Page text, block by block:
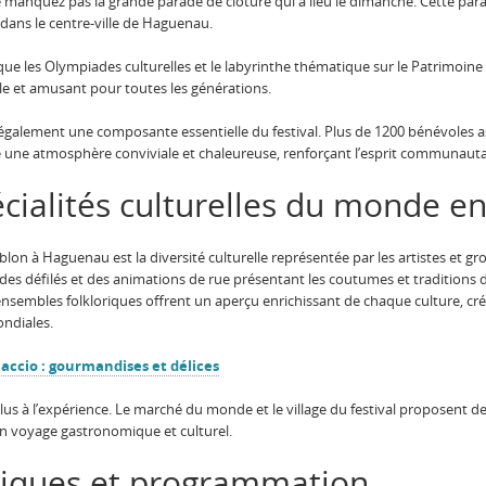
le centre-ville de Haguenau.
les Olympiades culturelles et le labyrinthe thématique sur le Patrimoine
et amusant pour toutes les générations.
une composante essentielle du festival. Plus de 1200 bénévoles
atmosphère conviviale et chaleureuse, renforçant l’esprit
culturelles du monde
à Haguenau est la diversité culturelle représentée par les artistes et
défilés et des animations de rue présentant les coutumes et traditions
folkloriques offrent un aperçu enrichissant de chaque culture,
: gourmandises et délices
à l’expérience. Le marché du monde et le village du festival proposent
voyage gastronomique et culturel.